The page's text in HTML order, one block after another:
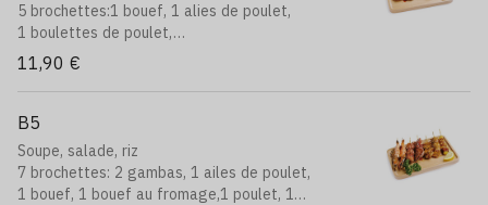
5 brochettes:1 bouef, 1 alies de poulet,
1 boulettes de poulet,
1 bouef au fromage, 1 poulet
11,90 €
B5
Soupe, salade, riz
7 brochettes: 2 gambas, 1 ailes de poulet,
1 bouef, 1 bouef au fromage,1 poulet, 1